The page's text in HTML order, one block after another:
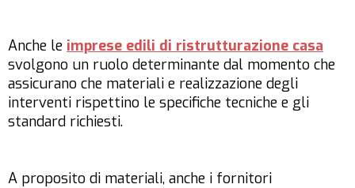
Anche le imprese edili di ristrutturazione casa
svolgono un ruolo determinante dal momento che
assicurano che materiali e realizzazione degli
interventi rispettino le specifiche tecniche e gli
standard richiesti.
A proposito di materiali, anche i fornitori